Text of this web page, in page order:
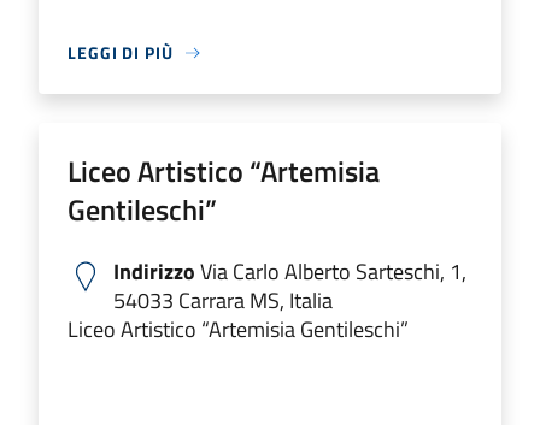
LEGGI DI PIÙ
Liceo Artistico “Artemisia
Gentileschi”
IndirizzoVia Carlo Alberto Sarteschi, 1,
54033 Carrara MS, Italia
Liceo Artistico “Artemisia Gentileschi”